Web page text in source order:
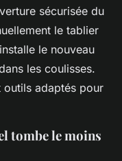
sécurisée du
le tablier
le nouveau
les coulisses.
outils adaptés pour
tombe le moins